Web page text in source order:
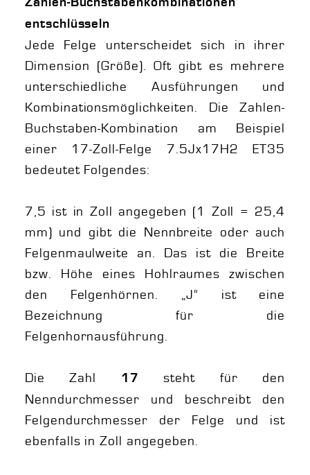
Zahlen-Buchstabenkombinationen
entschlüsseln
Jede Felge unterscheidet sich in ihrer
Dimension (Größe). Oft gibt es mehrere
unterschiedliche Ausführungen und
Kombinationsmöglichkeiten. Die Zahlen-
Buchstaben-Kombination am Beispiel
einer 17-Zoll-Felge 7.5Jx17H2 ET35
bedeutet Folgendes:
7,5 ist in Zoll angegeben (1 Zoll = 25,4
mm) und gibt die Nennbreite oder auch
Felgenmaulweite an. Das ist die Breite
bzw. Höhe eines Hohlraumes zwischen
den Felgenhörnen. „J“ ist eine
Bezeichnung für die
Felgenhornausführung.
Die Zahl 17
steht für den
Nenndurchmesser und beschreibt den
Felgendurchmesser der Felge und ist
ebenfalls in Zoll angegeben.